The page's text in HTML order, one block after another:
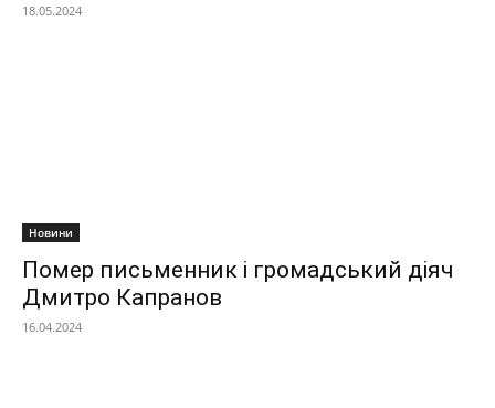
18.05.2024
Новини
Помер письменник і громадський діяч
Дмитро Капранов
16.04.2024